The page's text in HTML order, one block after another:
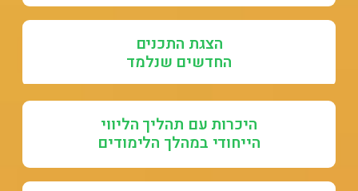
הצגת התכנים
החדשים שנלמד
היכרות עם תהליך הליווי
הייחודי במהלך הלימודים